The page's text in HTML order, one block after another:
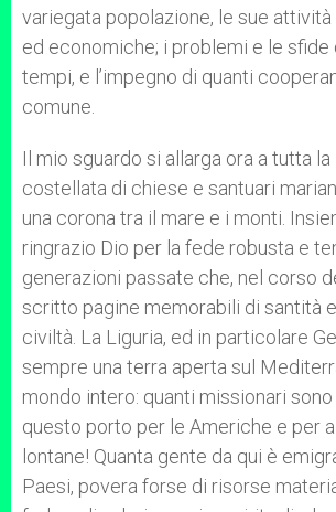
variegata popolazione, le sue
ed economiche; i problemi e le sfide
tempi, e l’impegno di quanti
comune.
Il mio sguardo si allarga ora a tutta la
costellata di chiese e santuari
una corona tra il mare e i monti.
ringrazio Dio per la fede robusta e
generazioni passate che, nel corso
scritto pagine memorabili di santità
civiltà. La Liguria, ed in particolare
sempre una terra aperta sul
mondo intero: quanti missionari
questo porto per le Americhe e per
lontane! Quanta gente da qui è
Paesi, povera forse di risorse